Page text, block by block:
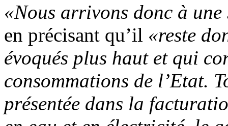
«Nous arrivons donc à une
en précisant qu’il «reste
évoqués plus haut et qui
consommations de l’Etat.
présentée dans la